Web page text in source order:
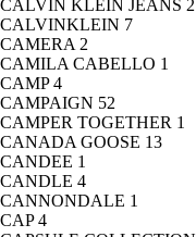
CALVIN KLEIN JEANS 2
CALVINKLEIN 7
CAMERA 2
CAMILA CABELLO 1
CAMP4
CAMPAIGN 52
CAMPER TOGETHER 1
CANADA GOOSE 13
CANDEE 1
CANDLE 4
CANNONDALE 1
CAP4